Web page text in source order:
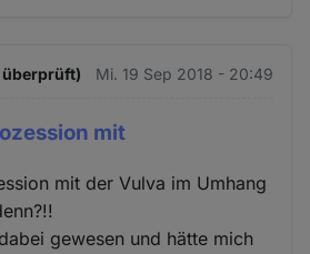
überprüft) Mi. 19 Sep 2018 - 20:49
mit
mit der Vulva im Umhang
gewesen und hätte mich